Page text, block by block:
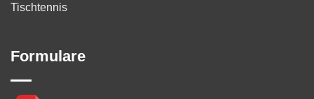
Tischtennis
Formulare